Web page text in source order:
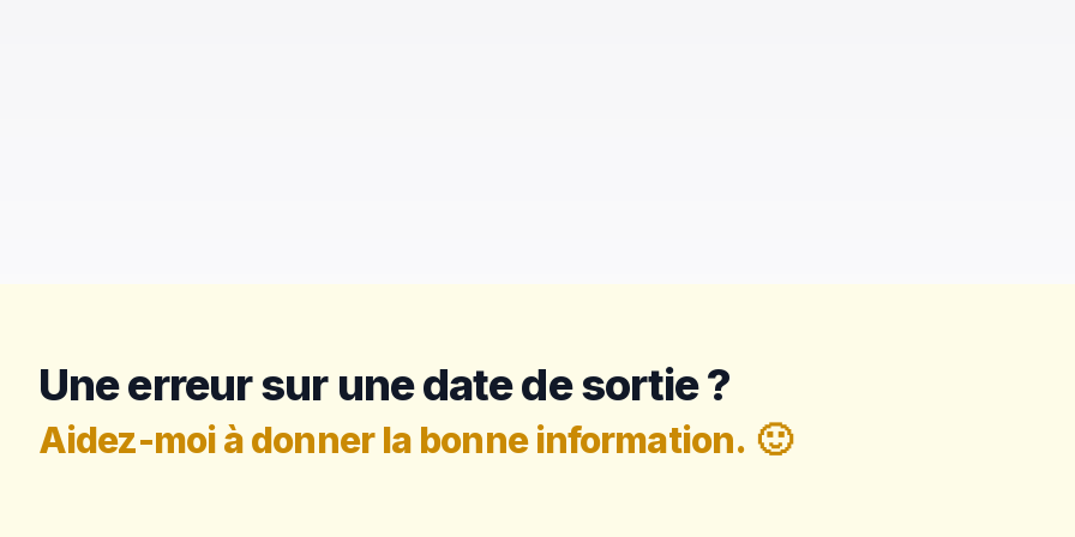
Une erreur sur une date de sortie ?
Aidez-moi à donner la bonne information. 🙂